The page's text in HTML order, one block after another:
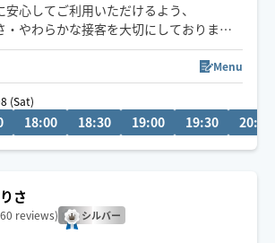
心してご利用いただけるよう、
・やわらかな接客を大切にしております
でも、
ト💬いただけますと
がございます😊
Menu
(Sat)
18:00 18:30 19:00 19:30 20:00
さ
reviews) シルバー